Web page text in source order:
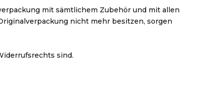
mit sämtlichem Zubehör und mit allen
nicht mehr besitzen, sorgen
sind.